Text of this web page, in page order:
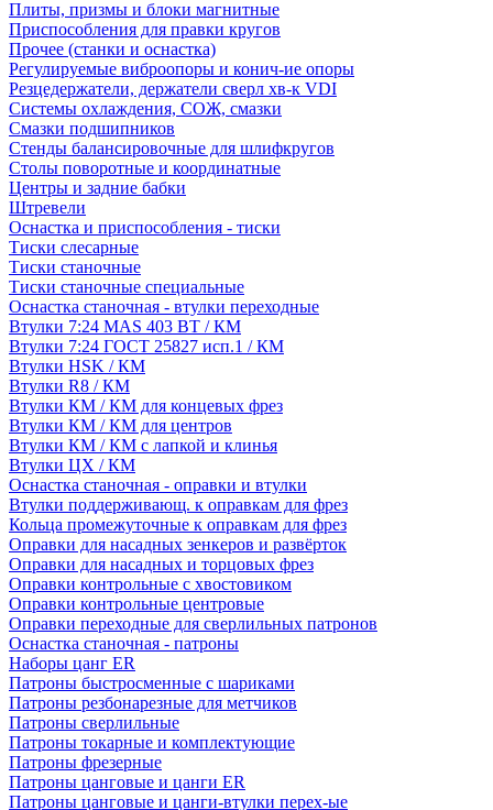
Плиты, призмы и блоки магнитные
Приспособления для правки кругов
Прочее (станки и оснастка)
Регулируемые виброопоры и конич-ие опоры
Резцедержатели, держатели сверл хв-к VDI
Системы охлаждения, СОЖ, смазки
Смазки подшипников
Стенды балансировочные для шлифкругов
Столы поворотные и координатные
Центры и задние бабки
Штревели
Оснастка и приспособления - тиски
Тиски слесарные
Тиски станочные
Тиски станочные специальные
Оснастка станочная - втулки переходные
Втулки 7:24 MAS 403 BT / КМ
Втулки 7:24 ГОСТ 25827 исп.1 / КМ
Втулки HSK / КМ
Втулки R8 / КМ
Втулки КМ / КМ для концевых фрез
Втулки КМ / КМ для центров
Втулки КМ / КМ с лапкой и клинья
Втулки ЦХ / КМ
Оснастка станочная - оправки и втулки
Втулки поддерживающ. к оправкам для фрез
Кольца промежуточные к оправкам для фрез
Оправки для насадных зенкеров и развёрток
Оправки для насадных и торцовых фрез
Оправки контрольные с хвостовиком
Оправки контрольные центровые
Оправки переходные для сверлильных патронов
Оснастка станочная - патроны
Наборы цанг ER
Патроны быстросменные с шариками
Патроны резбонарезные для метчиков
Патроны сверлильные
Патроны токарные и комплектующие
Патроны фрезерные
Патроны цанговые и цанги ER
Патроны цанговые и цанги-втулки перех-ые